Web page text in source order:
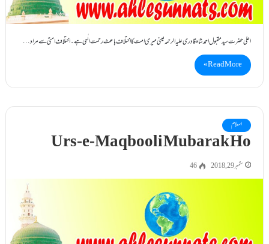
اعلی حضرت سیدمقبول احمدشاہ قادری علیہ الرحمہ یعنی میری امت کا اختلاف باعث رحمت الٰہی ہے۔ اختلاف امتی سے مراد…
Read More »
اسلام
Urs-e-Maqbooli Mubarak Ho
ستمبر 29, 2018 46